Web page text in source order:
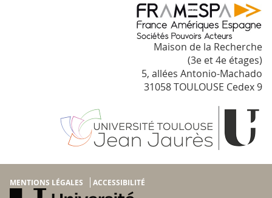
Maison de la Recherche
(3e et 4e étages)
5, allées Antonio-Machado
31058 TOULOUSE Cedex 9
MENTIONS LÉGALES ACCESSIBILITÉ